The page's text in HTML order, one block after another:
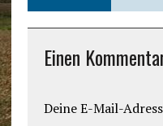
Einen
Deine E-Mail-